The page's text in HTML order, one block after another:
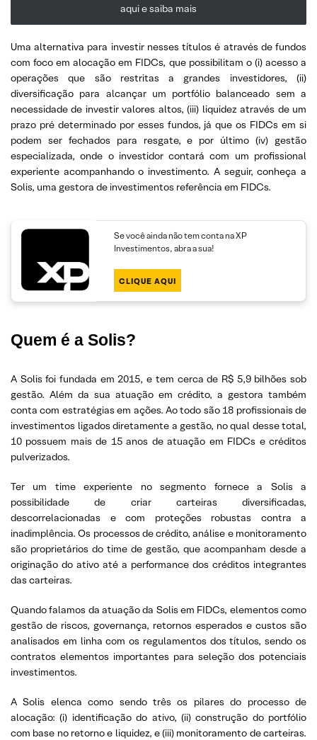
aqui e saiba mais
Uma alternativa para investir nesses títulos é através de fundos
com foco em alocação em FIDCs, que possibilitam o (i) acesso a
operações que são restritas a grandes investidores, (ii)
diversificação para alcançar um portfólio balanceado sem a
necessidade de investir valores altos, (iii) liquidez através de um
prazo pré determinado por esses fundos, já que os FIDCs em si
podem ser fechados para resgate, e por último (iv) gestão
especializada, onde o investidor contará com um profissional
experiente acompanhando o investimento. A seguir, conheça a
Solis, uma gestora de investimentos referência em FIDCs.
Se você ainda não tem conta na XP
Investimentos, abra a sua!
CLIQUE AQUI
Quem é a Solis?
A Solis foi fundada em 2015, e tem cerca de R$ 5,9 bilhões sob
gestão. Além da sua atuação em crédito, a gestora também
conta com estratégias em ações. Ao todo são 18 profissionais de
investimentos ligados diretamente a gestão, no qual desse total,
10 possuem mais de 15 anos de atuação em FIDCs e créditos
pulverizados.
Ter um time experiente no segmento fornece a Solis a
possibilidade de criar carteiras diversificadas,
descorrelacionadas e com proteções robustas contra a
inadimplência. Os processos de crédito, análise e monitoramento
são proprietários do time de gestão, que acompanham desde a
originação do ativo até a performance dos créditos integrantes
das carteiras.
Quando falamos da atuação da Solis em FIDCs, elementos como
gestão de riscos, governança, retornos esperados e custos são
analisados em linha com os regulamentos dos títulos, sendo os
contratos elementos importantes para seleção dos potenciais
investimentos.
A Solis elenca como sendo três os pilares do processo de
alocação: (i) identificação do ativo, (ii) construção do portfólio
com base no retorno e liquidez, e (iii) monitoramento de carteiras.